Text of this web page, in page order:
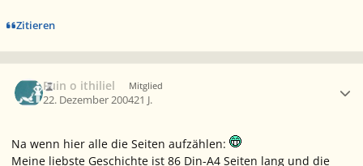
Zitieren
Fuin o ithiliel Mitglied
22. Dezember 200421 J.
Na wenn hier alle die Seiten aufzählen:
Meine liebste Geschichte ist 86 Din-A4 Seiten lang und die